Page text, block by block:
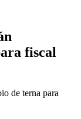
fiscal
de terna para